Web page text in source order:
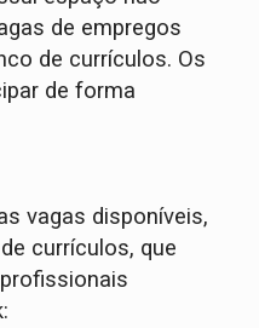
de empregos
de currículos. Os
de forma
vagas disponíveis,
currículos, que